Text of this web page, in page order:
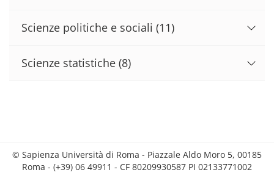
Scienze politiche e sociali (11)
Scienze statistiche (8)
© Sapienza Università di Roma - Piazzale Aldo Moro 5, 00185
Roma - (+39) 06 49911 - CF 80209930587 PI 02133771002